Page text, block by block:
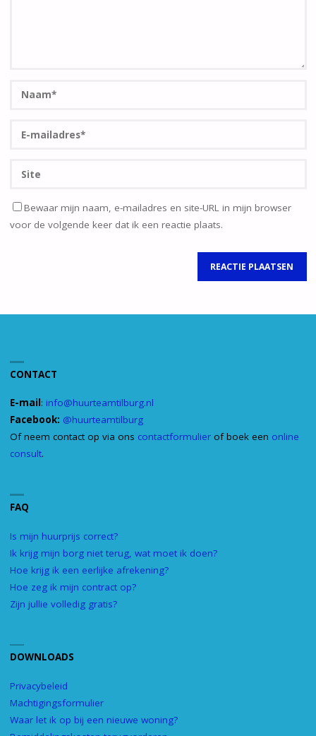
Bewaar mijn naam, e-mailadres en site-URL in mijn browser
voor de volgende keer dat ik een reactie plaats.
CONTACT
E-mail: info@huurteamtilburg.nl
Facebook: @huurteamtilburg
Of neem contact op via ons contactformulierof boek een online
consult.
FAQ
Is mijn huurprijs correct?
Ik krijg mijn borg niet terug, wat moet ik doen?
Hoe krijg ik een eerlijke afrekening?
Hoe zeg ik mijn contract op?
Zijn jullie volledig gratis?
DOWNLOADS
Privacybeleid
Machtigingsformulier
Waar let ik op bij een nieuwe woning?